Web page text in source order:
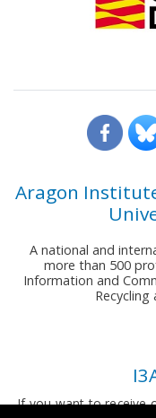
Aragon
A national and
more than 500
Information and
If you want to receive